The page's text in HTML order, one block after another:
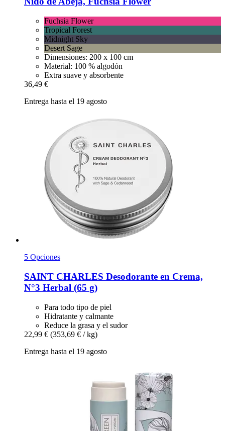
Fuchsia Flower
Tropical Forest
Midnight Sky
Desert Sage
Dimensiones: 200 x 100 cm
Material: 100 % algodón
Extra suave y absorbente
36,49 €
Entrega hasta el 19 agosto
5 Opciones
SAINT CHARLES Desodorante en Crema,
N°3 Herbal (65 g)
Para todo tipo de piel
Hidratante y calmante
Reduce la grasa y el sudor
22,99 € (353,69 € / kg)
Entrega hasta el 19 agosto